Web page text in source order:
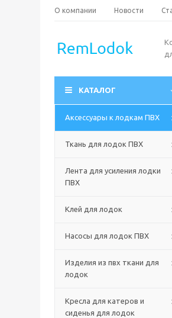
О компании Новости
КАТАЛОГ
Аксессуары к лодкам ПВХ
Ткань для лодок ПВХ
Лента для усиления лодки
ПВХ
Клей для лодок
Насосы для лодок ПВХ
Изделия из пвх ткани для
лодок
Кресла для катеров и
сиденья для лодок